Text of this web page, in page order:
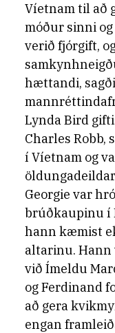
Víetnam til að
móður sinni
verið fjórgift,
hættandi,
Lynda Bird
Charles Robb,
í Víetnam og
Georgie var
brúðkaupinu í
hann kæmist
altarinu.
við Ímeldu
og Ferdinand
að gera
engan